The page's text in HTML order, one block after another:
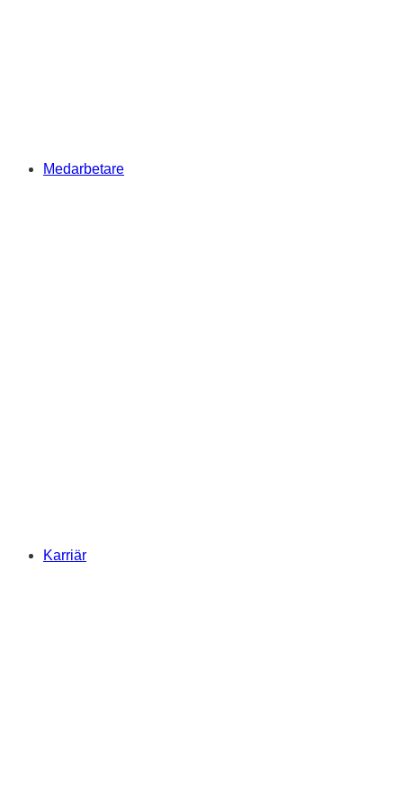
Medarbetare
Karriär